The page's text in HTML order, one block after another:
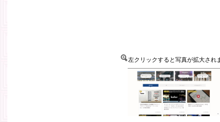
左クリックすると写真が拡大され